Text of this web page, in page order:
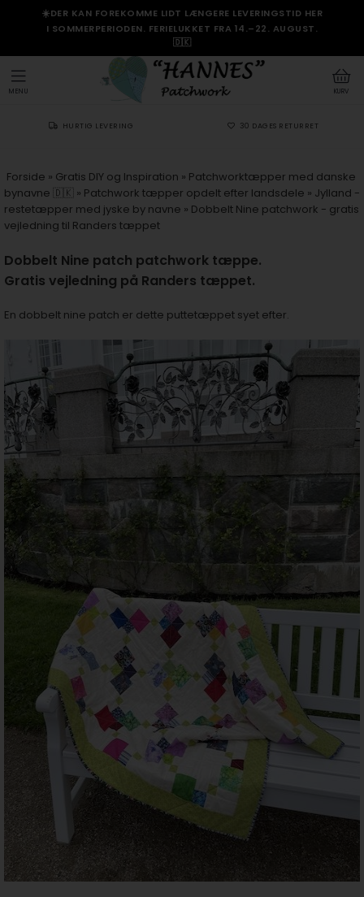
☀️DER KAN FOREKOMME LIDT LÆNGERE LEVERINGSTID HER
I SOMMERPERIODEN. FERIELUKKET FRA 14.–22. AUGUST.
🇩🇰
KURV
MENU
HURTIG LEVERING 30 DAGES RETURRET
Forside » Gratis DIY og Inspiration » Patchworktæpper med danske
bynavne 🇩🇰 » Patchwork tæpper opdelt efter landsdele » Jylland -
restetæpper med jyske by navne » Dobbelt Nine patchwork - gratis
vejledning til Randers tæppet
Dobbelt Nine patch patchwork tæppe.
Gratis vejledning på Randers tæppet.
En dobbelt nine patch er dette puttetæppet syet efter.